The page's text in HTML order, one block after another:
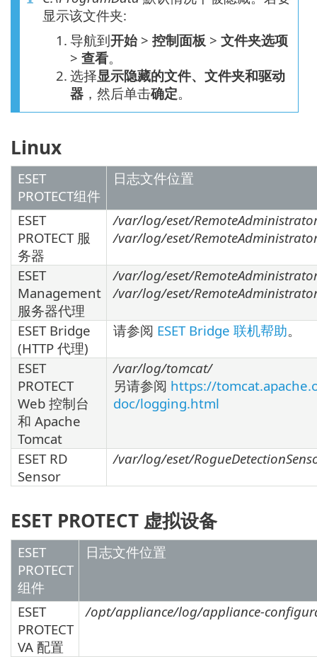
显示该文件夹:
1. 导航到开始> 控制面板 > 文件夹选项
> 查看。
2. 选择显示隐藏的文件、文件夹和驱动
器 ，然后单击确定。
Linux
ESET
PROTECT组件
日志文件位置
ESET
PROTECT 服
务器
/var/log/eset/
/var/log/eset/
ESET
Management
服务器代理
/var/log/eset/
/var/log/eset/
ESET Bridge
(HTTP 代理)
请参阅 ESET Bridge 联机帮助。
ESET
PROTECT
Web 控制台
和 Apache
Tomcat
/var/log/tomcat/
另请参阅 https://
doc/logging.html
ESET RD
Sensor
/var/log/eset/
ESET PROTECT 虚拟设备
ESET
PROTECT
组件
日志文件位置
ESET
PROTECT
VA 配置
/opt/appliance/log/appliance-